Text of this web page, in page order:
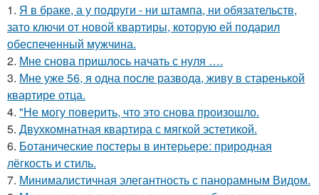
1. Я в браке, а у подруги - ни штампа, ни обязательств,
зато ключи от новой квартиры, которую ей подарил
обеспеченный мужчина.
2. Мне снова пришлось начать с нуля ….
3. Мне уже 56, я одна после развода, живу в старенькой
квартире отца.
4. "Не могу поверить, что это снова произошло.
5. Двухкомнатная квартира с мягкой эстетикой.
6. Ботанические постеры в интерьере: природная
лёгкость и стиль.
7. Минималистичная элегантность с панорамным Видом.